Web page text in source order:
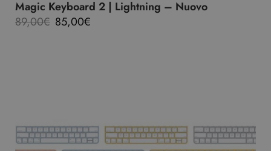
Magic Keyboard 2 | Lightning – Nuovo
89,00€ 85,00€